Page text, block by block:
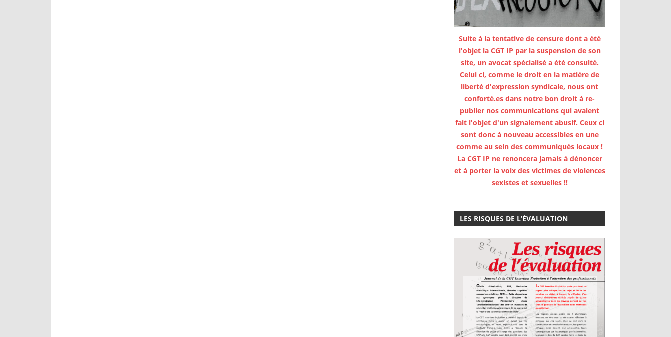
Suite à la tentative de censure dont a été
l'objet la CGT IP par la suspension de son
site, un avocat spécialisé a été consulté.
Celui ci, comme le droit en la matière de
liberté d'expression syndicale, nous ont
conforté.es dans notre bon droit à re-
publier nos communications qui avaient
fait l'objet d'un signalement abusif. Ceux ci
sont donc à nouveau accessibles en une
comme au sein des communiqués locaux !
La CGT IP ne renoncera jamais à dénoncer
et à porter la voix des victimes de violences
sexistes et sexuelles !!
LES RISQUES DE L’ÉVALUATION